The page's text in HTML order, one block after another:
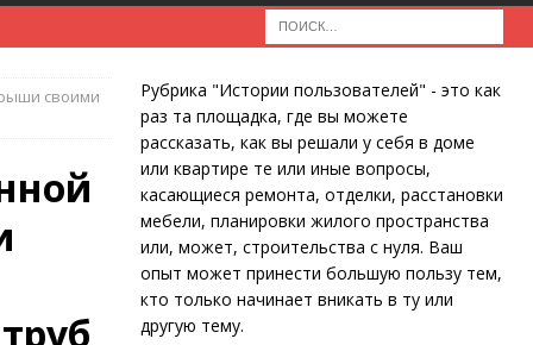
своими
Рубрика "Истории пользователей" - это как
раз та площадка, где вы можете
рассказать, как вы решали у себя в доме
или квартире те или иные вопросы,
касающиеся ремонта, отделки, расстановки
мебели, планировки жилого пространства
или, может, строительства с нуля. Ваш
опыт может принести большую пользу тем,
кто только начинает вникать в ту или
другую тему.